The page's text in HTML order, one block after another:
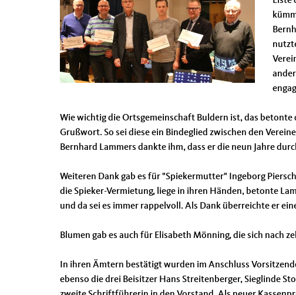
Wie wichtig die Ortsgemeinschaft Buldern ist, das
Grußwort. So sei diese ein Bindeglied zwischen den
Bernhard Lammers dankte ihm, dass er die neun Jahre
Weiteren Dank gab es für "Spiekermutter" Ingeborg
die Spieker-Vermietung, liege in ihren Händen, betonte
und da sei es immer rappelvoll. Als Dank überreichte er
Blumen gab es auch für Elisabeth Mönning, die sich nach
In ihren Ämtern bestätigt wurden im Anschluss
ebenso die drei Beisitzer Hans Streitenberger, Sieglinde